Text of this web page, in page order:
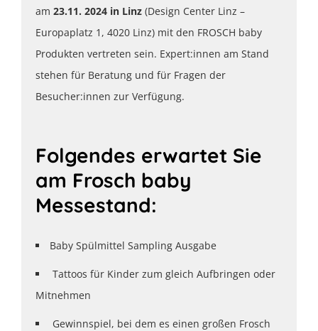
am 23.11. 2024 in Linz (Design Center Linz –
Europaplatz 1, 4020 Linz) mit den FROSCH baby
Produkten vertreten sein. Expert:innen am Stand
stehen für Beratung und für Fragen der
Besucher:innen zur Verfügung.
Folgendes erwartet Sie
am Frosch baby
Messestand:
Baby Spülmittel Sampling Ausgabe
Tattoos für Kinder zum gleich Aufbringen oder
Mitnehmen
Gewinnspiel, bei dem es einen großen Frosch